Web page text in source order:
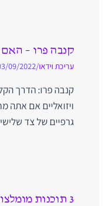
קנבה פרו – האם
עריכת וידאו/
09/2022
קנבה פרו: הדרך
ויזואליים אם
גרפיים של צד
3 תוכנות מומלצות לעריכת וידאו למתחילים